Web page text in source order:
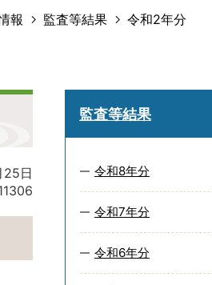
報 監査等結果 令和2年分
25日
監査等結果
令和8年分
令和7年分
令和6年分